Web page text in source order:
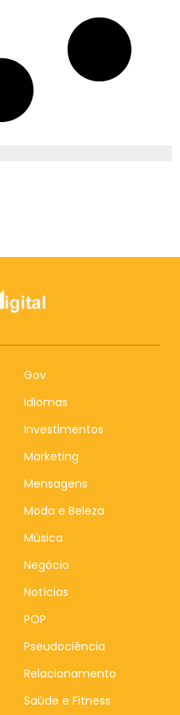
Gov
Idiomas
Investimentos
Marketing
Mensagens
Moda e Beleza
Música
Negócio
Notícias
POP
Pseudociência
Relacionamento
Saúde e Fitness